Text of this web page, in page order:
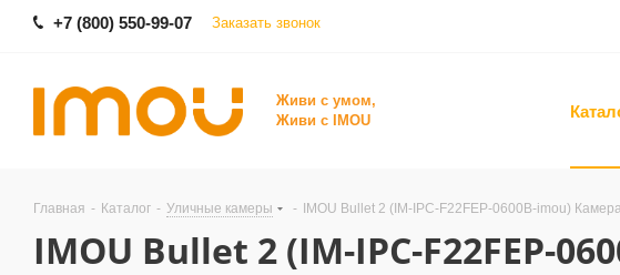
+7 (800) 550-99-07 Заказать звонок
Живи с умом,
Живи с IMOU
Главная - Каталог - Уличные камеры - IMOU Bullet 2 (IM-IPC-F22FEP-0600B-imou)
IMOU Bullet 2 (IM-IPC-F22FEP-